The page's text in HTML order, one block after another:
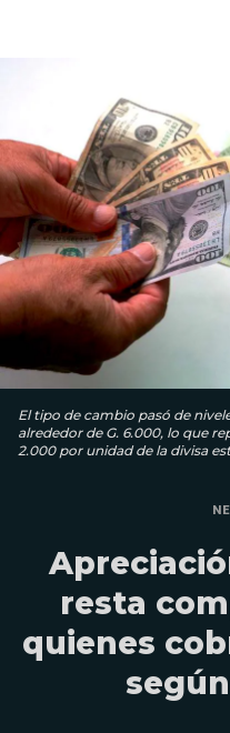
El tipo de cambio pasó de
alrededor de G. 6.000, lo que
2.000 por unidad de la divisa
resta
quienes